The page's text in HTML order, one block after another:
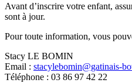
Avant d’inscrire votre enfant,
sont à jour.
Pour toute information, vous
Stacy LE BOMIN
Email : stacylebomin@gatinais-
Téléphone : 03 86 97 42 22